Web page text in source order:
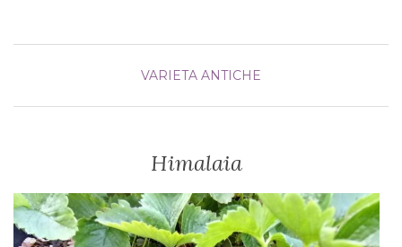
VARIETA ANTICHE
Himalaia